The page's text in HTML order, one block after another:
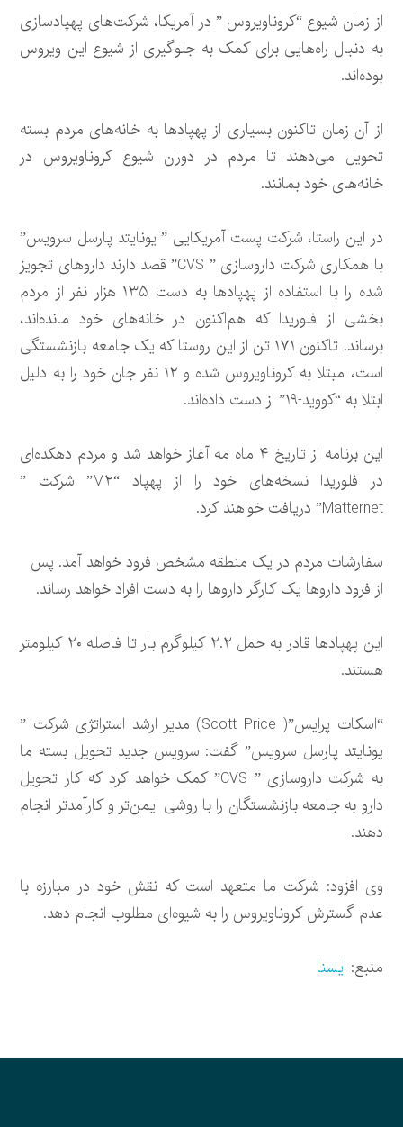
از زمان شیوع “کروناویروس ” در آمریکا، شرکت‌های پهپادسازی
به دنبال راه‌هایی برای کمک به جلوگیری از شیوع این ویروس
بوده‌اند.
از آن زمان تاکنون بسیاری از پهپادها به خانه‌های مردم بسته
تحویل می‌دهند تا مردم در دوران شیوع کروناویروس در
خانه‌های خود بمانند.
در این راستا، شرکت پست آمریکایی ” یونایتد پارسل سرویس”
با همکاری شرکت داروسازی ” CVS” قصد دارند داروهای تجویز
شده را با استفاده از پهپادها به دست ۱۳۵ هزار نفر از مردم
بخشی از فلوریدا که هم‌اکنون در خانه‌های خود مانده‌اند،
برساند. تاکنون ۱۷۱ تن از این روستا که یک جامعه بازنشستگی
است، مبتلا به کروناویروس شده و ۱۲ نفر جان خود را به دلیل
ابتلا به “کووید-۱۹” از دست داده‌اند.
این برنامه از تاریخ ۴ ماه مه آغاز خواهد شد و مردم دهکده‌ای
در فلوریدا نسخه‌های خود را از پهپاد “M۲” شرکت ”
Matternet” دریافت خواهند کرد.
سفارشات مردم در یک منطقه مشخص فرود خواهد آمد. پس
از فرود داروها یک کارگر داروها را به دست افراد خواهد رساند.
این پهپادها قادر به حمل ۲.۲ کیلوگرم بار تا فاصله ۲۰ کیلومتر
هستند.
“اسکات پرایس”( Scott Price) مدیر ارشد استراتژی شرکت ”
یونایتد پارسل سرویس” گفت: سرویس جدید تحویل بسته ما
به شرکت داروسازی ” CVS” کمک خواهد کرد که کار تحویل
دارو به جامعه بازنشستگان را با روشی ایمن‌تر و کارآمدتر انجام
دهند.
وی افزود: شرکت ما متعهد است که نقش خود در مبارزه با
عدم گسترش کروناویروس را به شیوه‌ای مطلوب انجام دهد.
منبع: ایسنا